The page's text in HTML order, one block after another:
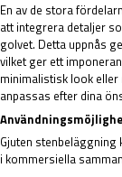
En av de stora
att integrera detaljer
golvet. Detta uppnås
vilket ger ett
minimalistisk look
anpassas efter dina
Gjuten stenbeläggning
i kommersiella